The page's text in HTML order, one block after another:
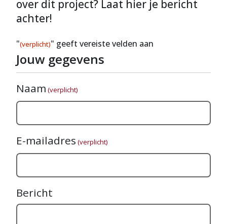
over dit project? Laat hier je bericht
achter!
"(verplicht)" geeft vereiste velden aan
Jouw gegevens
Naam (verplicht)
E-mailadres (verplicht)
Bericht